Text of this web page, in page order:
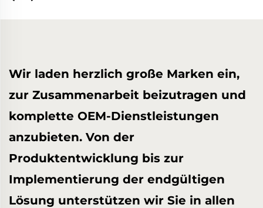
Wir laden herzlich große Marken ein,
zur Zusammenarbeit beizutragen und
komplette OEM-Dienstleistungen
anzubieten. Von der
Produktentwicklung bis zur
Implementierung der endgültigen
Lösung unterstützen wir Sie in allen